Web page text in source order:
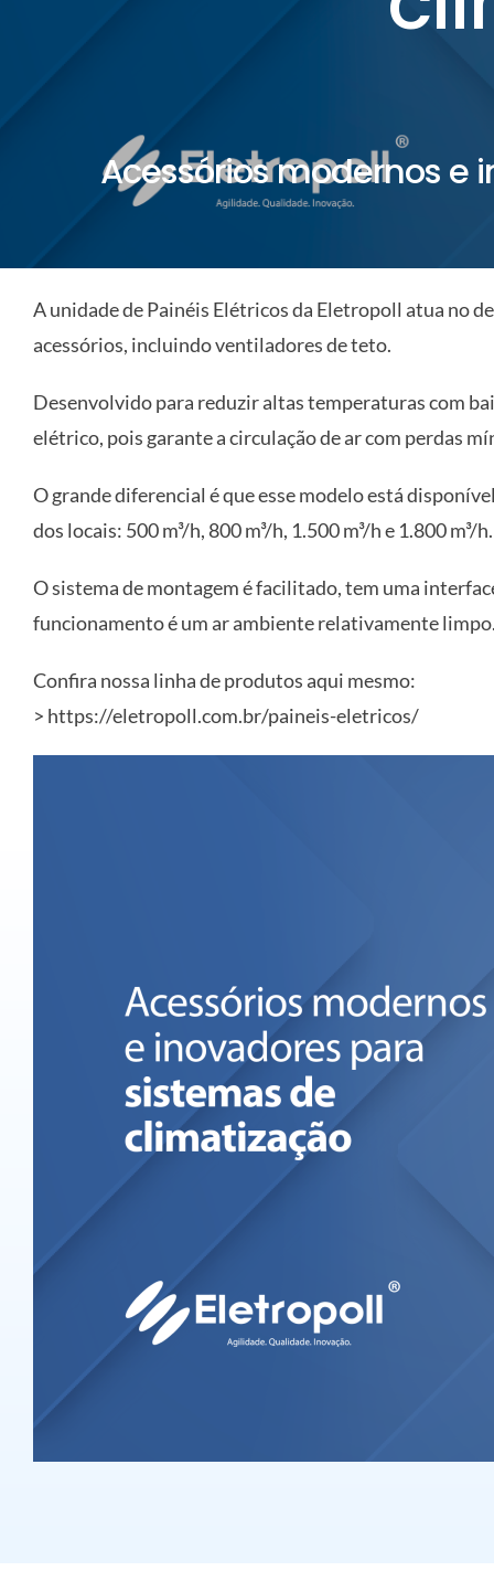
TRABALHE CONOSCO
ENGLISH
Acessórios modernos
A unidade de Painéis Elétricos da Eletropoll atua no
acessórios, incluindo ventiladores de teto.
Desenvolvido para reduzir altas temperaturas com
elétrico, pois garante a circulação de ar com perdas
O grande diferencial é que esse modelo está
dos locais: 500 m³/h, 800 m³/h, 1.500 m³/h e 1.800 m³/h.
O sistema de montagem é facilitado, tem uma
funcionamento é um ar ambiente relativamente
Confira nossa linha de produtos aqui mesmo:
> https://eletropoll.com.br/paineis-eletricos/